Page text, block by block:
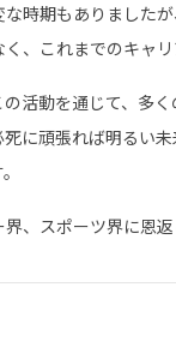
時期もありました
、これまでのキャリ
活動を通じて、多
に頑張れば明るい
、スポーツ界に恩返